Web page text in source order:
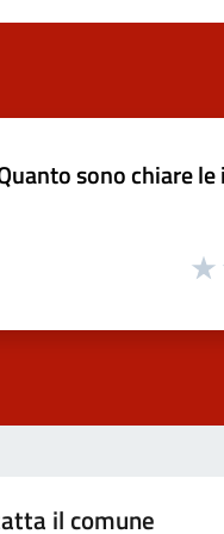
sono chiare
il comune